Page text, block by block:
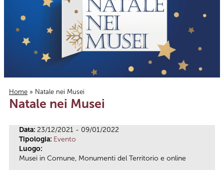
Tu sei qui
Home » Natale nei Musei
Natale nei Musei
Data: 23/12/2021 - 09/01/2022
Tipologia: Evento
Luogo:
Musei in Comune, Monumenti del Territorio e online